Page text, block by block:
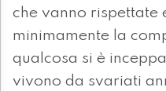
che vanno rispettate
minimamente la
qualcosa si è
vivono da svariati